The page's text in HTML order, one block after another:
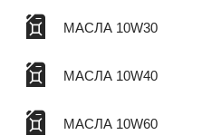
МАСЛА 10W30
МАСЛА 10W40
МАСЛА 10W60